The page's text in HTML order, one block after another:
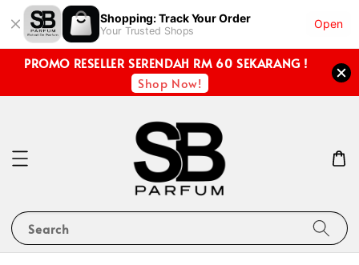
Shopping: Track Your Order
Your Trusted Shops
Open
PROMO RESELLER SERENDAH RM 60 SEKARANG !
Shop Now!
Search